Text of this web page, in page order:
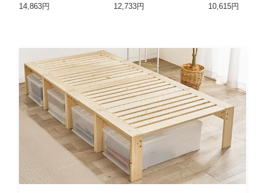
ド HH
14,863円 HH
12,733円 10,615円